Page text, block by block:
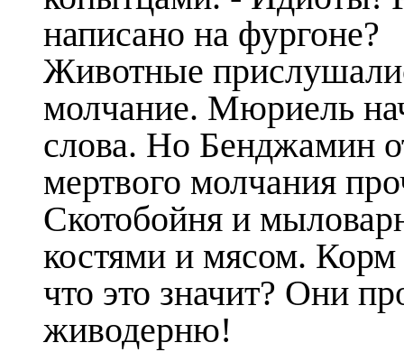
написано на фургоне?
Животные
молчание. Мюриель
слова. Но Бенджамин
мертвого молчания
Скотобойня и
костями и мясом.
что это значит? Они
живодерню!